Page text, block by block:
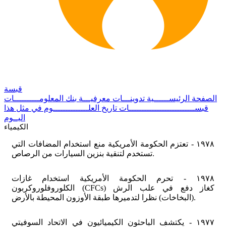
قبسة
الصفحة الرئيســــــية تدوينـــات معرفيـــة بنك المعلومــــــــــات
قبســــــــــــــــــــــــــات تاريخ العلــــــــــــــوم في مثل هذا
اليــوم
الكيمياء
١٩٧٨ - تعتزم الحكومة الأمريكية منع استخدام المضافات التي
تستخدم لتنقية بنزين السيارات من الرصاص.
١٩٧٨ - تحرم الحكومة الأمريكية استخدام غازات
الكلوروفلوروكربون (CFCs) كغاز دفع في علب الرش
(البخاخات) نظرا لتدميرها طبقة الأوزون المحيطة بالأرض.
١٩٧٧ - يكتشف الباحثون الكيميائيون في الاتحاد السوفيتي